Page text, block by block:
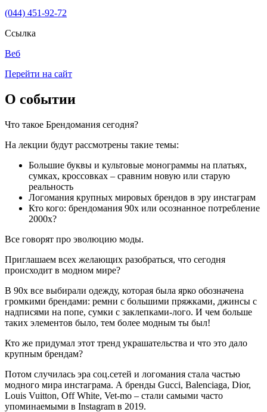
(044) 451-92-72
Ссылка
Веб
Перейти на сайт
О событии
Что такое Брендомания сегодня?
На лекции будут рассмотрены такие темы:
Большие буквы и культовые монограммы на платьях,
сумках, кроссовках – сравним новую или старую
реальность
Логомания крупных мировых брендов в эру инстаграм
Кто кого: брендомания 90х или осознанное потребление
2000х?
Все говорят про эволюцию моды.
Приглашаем всех желающих разобраться, что сегодня
происходит в модном мире?
В 90х все выбирали одежду, которая была ярко обозначена
громкими брендами: ремни с большими пряжками, джинсы с
надписями на попе, сумки с заклепками-лого. И чем больше
таких элементов было, тем более модным ты был!
Кто же придумал этот тренд украшательства и что это дало
крупным брендам?
Потом случилась эра соц.сетей и логомания стала частью
модного мира инстаграма. А бренды Gucci, Balenciaga, Dior,
Louis Vuitton, Off White, Vet-mo – стали самыми часто
упоминаемыми в Instagram в 2019.